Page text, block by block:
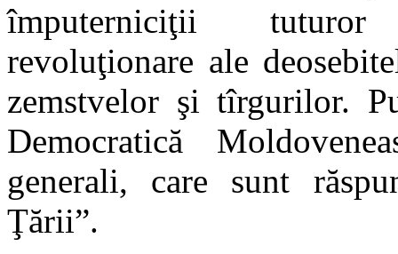
împuterniciţii tuturor
revoluţionare ale
zemstvelor şi tîrgurilor.
Democratică
generali, care sunt
Ţării”.